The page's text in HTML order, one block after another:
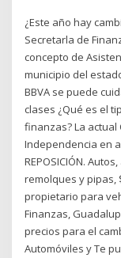
¿Este año hay
Secretarla de
concepto de
municipio del
BBVA se puede
clases ¿Qué es el
finanzas? La
Independencia en
REPOSICIÓN.
remolques y pipas,
propietario para
Finanzas,
precios para el
Automóviles y Te